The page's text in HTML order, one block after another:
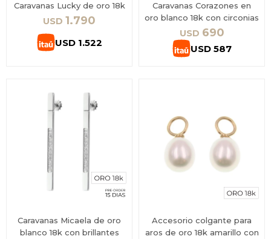
Caravanas Lucky de oro 18k
USD 1.790
USD 1.522
Caravanas Corazones en
oro blanco 18k con circonias
USD 690
USD 587
Caravanas Micaela de oro
blanco 18k con brillantes
Accesorio colgante para
aros de oro 18k amarillo con